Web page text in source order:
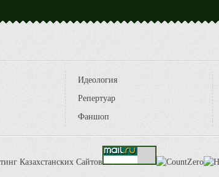
Идеология
Репертуар
Фаншоп